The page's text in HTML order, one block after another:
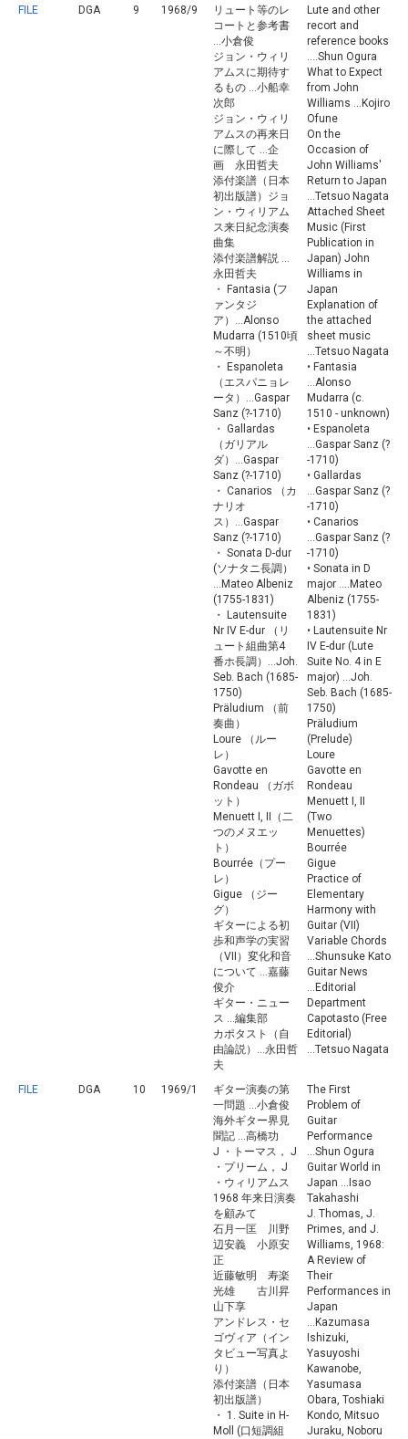
FILE DGA 9 1968/9
リュート等のレ
コートと参考書
...小倉俊
ジョン・ウィリ
アムスに期待す
るもの ...小船幸
次郎
ジョン・ウィリ
アムスの再来日
に際して ...企
画 永田哲夫
添付楽譜（日本
初出版譜）ジョ
ン・ウィリアム
ス来日紀念演奏
曲集
添付楽譜解説 ...
永田哲夫
・ Fantasia (フ
ァンタジ
ア）...Alonso
Mudarra (1510頃
～不明）
・ Espanoleta
（エスパニョレ
ータ）...Gaspar
Sanz (?-1710)
・ Gallardas
（ガリアル
ダ）...Gaspar
Sanz (?-1710)
・ Canarios （カ
ナリオ
ス）...Gaspar
Sanz (?-1710)
・ Sonata D-dur
(ソナタニ長調）
...Mateo Albeniz
(1755-1831)
・ Lautensuite
Nr IV E-dur （リ
ュート組曲第4
番ホ長調）...Joh.
Seb. Bach (1685-
1750)
Präludium （前
奏曲）
Loure （ルー
レ）
Gavotte en
Rondeau （ガボ
ット）
Menuett I, II（二
つのメヌエッ
ト）
Bourrée（プー
レ）
Gigue （ジー
グ）
ギターによる初
歩和声学の実習
（VII）変化和音
について ...嘉藤
俊介
ギター・ニュー
ス ...編集部
カポタスト（自
由論説）...永田哲
夫
Lute and other
recort and
reference books
....Shun Ogura
What to Expect
from John
Williams ...Kojiro
Ofune
On the
Occasion of
John Williams'
Return to Japan
...Tetsuo Nagata
Attached Sheet
Music (First
Publication in
Japan) John
Williams in
Japan
Explanation of
the attached
sheet music
...Tetsuo Nagata
• Fantasia
...Alonso
Mudarra (c.
1510 - unknown)
• Espanoleta
...Gaspar Sanz (?
-1710)
• Gallardas
...Gaspar Sanz (?
-1710)
• Canarios
...Gaspar Sanz (?
-1710)
• Sonata in D
major ....Mateo
Albeniz (1755-
1831)
• Lautensuite Nr
IV E-dur (Lute
Suite No. 4 in E
major) ...Joh.
Seb. Bach (1685-
1750)
Präludium
(Prelude)
Loure
Gavotte en
Rondeau
Menuett I, II
(Two
Menuettes)
Bourrée
Gigue
Practice of
Elementary
Harmony with
Guitar (VII)
Variable Chords
...Shunsuke Kato
Guitar News
...Editorial
Department
Capotasto (Free
Editorial)
...Tetsuo Nagata
FILE DGA 10 1969/1
ギター演奏の第
一問題 ...小倉俊
海外ギター界見
聞記 ...高橋功
J ・トーマス， J
・プリーム， J
・ウィリアムス
1968 年来日演奏
を顧みて
石月一匡 川野
辺安義 小原安
正
近藤敏明 寿楽
光雄 古川昇
山下享
アンドレス・セ
ゴヴィア（イン
タビュー写真よ
り）
添付楽譜（日本
初出版譜）
・ 1. Suite in H-
Moll (口短調組
The First
Problem of
Guitar
Performance
...Shun Ogura
Guitar World in
Japan ...Isao
Takahashi
J. Thomas, J.
Primes, and J.
Williams, 1968:
A Review of
Their
Performances in
Japan
...Kazumasa
Ishizuki,
Yasuyoshi
Kawanobe,
Yasumasa
Obara, Toshiaki
Kondo, Mitsuo
Juraku, Noboru